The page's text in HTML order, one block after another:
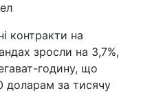
контракти на
зросли на 3,7%,
годину, що
доларам за тисячу